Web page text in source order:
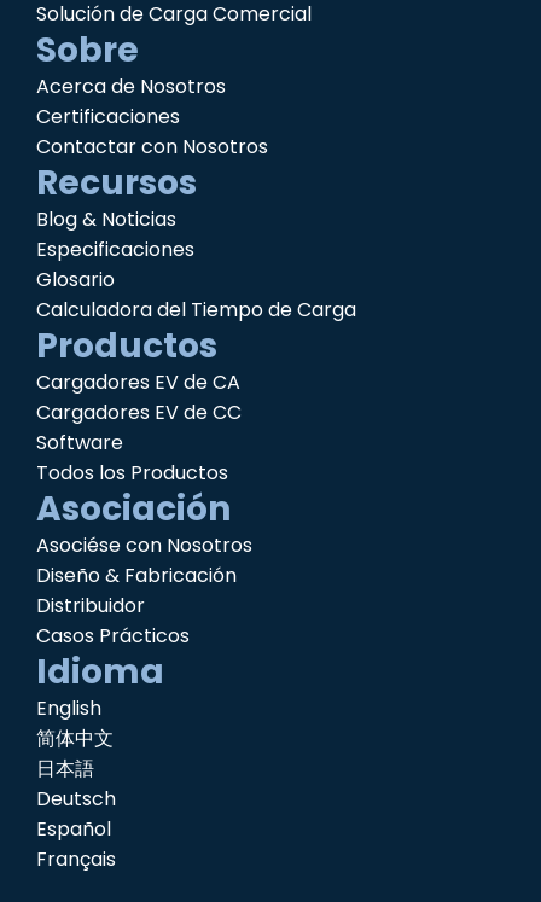
Solución de Carga Comercial
Sobre
Acerca de Nosotros
Certificaciones
Contactar con Nosotros
Recursos
Blog & Noticias
Especificaciones
Glosario
Calculadora del Tiempo de Carga
Productos
Cargadores EV de CA
Cargadores EV de CC
Software
Todos los Productos
Asociación
Asociése con Nosotros
Diseño & Fabricación
Distribuidor
Casos Prácticos
Idioma
English
简体中文
日本語
Deutsch
Español
Français